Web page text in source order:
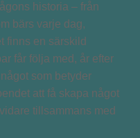
historia – från
bärs varje dag,
finns en särskild
får följa med, år efter
som betyder
att få skapa något
tillsammans med